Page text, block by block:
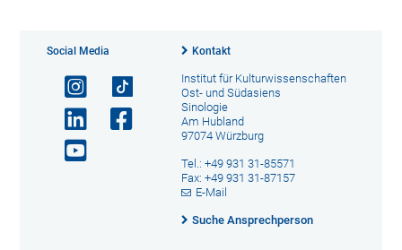
Social Media Kontakt
Institut für Kulturwissenschaften
Ost- und Südasiens
Sinologie
Am Hubland
97074 Würzburg
Tel.: +49 931 31-85571
Fax: +49 931 31-87157
E-Mail
Suche Ansprechperson